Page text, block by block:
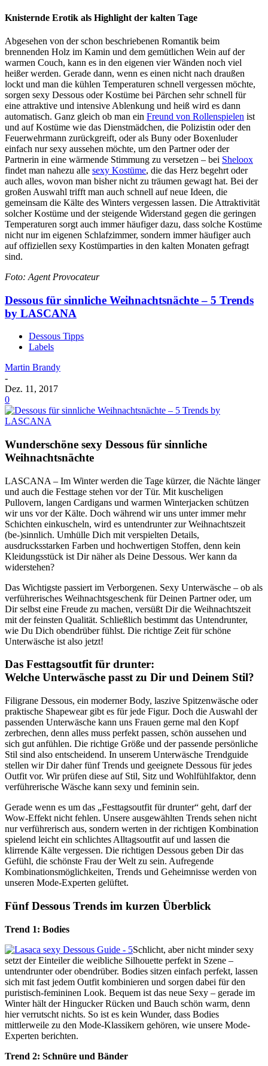
Knisternde Erotik als Highlight der kalten Tage
Abgesehen von der schon beschriebenen Romantik beim
brennenden Holz im Kamin und dem gemütlichen Wein auf der
warmen Couch, kann es in den eigenen vier Wänden noch viel
heißer werden. Gerade dann, wenn es einen nicht nach draußen
lockt und man die kühlen Temperaturen schnell vergessen möchte,
sorgen sexy Dessous oder Kostüme bei Pärchen sehr schnell für
eine attraktive und intensive Ablenkung und heiß wird es dann
automatisch. Ganz gleich ob man ein Freund von Rollenspielen ist
und auf Kostüme wie das Dienstmädchen, die Polizistin oder den
Feuerwehrmann zurückgreift, oder als Buny oder Boxenluder
einfach nur sexy aussehen möchte, um den Partner oder der
Partnerin in eine wärmende Stimmung zu versetzen – bei Sheloox
findet man nahezu alle sexy Kostüme, die das Herz begehrt oder
auch alles, wovon man bisher nicht zu träumen gewagt hat. Bei der
großen Auswahl trifft man auch schnell auf neue Ideen, die
gemeinsam die Kälte des Winters vergessen lassen. Die Attraktivität
solcher Kostüme und der steigende Widerstand gegen die geringen
Temperaturen sorgt auch immer häufiger dazu, dass solche Kostüme
nicht nur im eigenen Schlafzimmer, sondern immer häufiger auch
auf offiziellen sexy Kostümparties in den kalten Monaten gefragt
sind.
Foto: Agent Provocateur
Dessous für sinnliche Weihnachtsnächte – 5 Trends
by LASCANA
Dessous Tipps
Labels
Martin Brandy
-
Dez. 11, 2017
0
Wunderschöne sexy Dessous für sinnliche
Weihnachtsnächte
LASCANA – Im Winter werden die Tage kürzer, die Nächte länger
und auch die Festtage stehen vor der Tür. Mit kuscheligen
Pullovern, langen Cardigans und warmen Winterjacken schützen
wir uns vor der Kälte. Doch während wir uns unter immer mehr
Schichten einkuscheln, wird es untendrunter zur Weihnachtszeit
(be-)sinnlich. Umhülle Dich mit verspielten Details,
ausdrucksstarken Farben und hochwertigen Stoffen, denn kein
Kleidungsstück ist Dir näher als Deine Dessous. Wer kann da
widerstehen?
Das Wichtigste passiert im Verborgenen. Sexy Unterwäsche – ob als
verführerisches Weihnachtsgeschenk für Deinen Partner oder, um
Dir selbst eine Freude zu machen, versüßt Dir die Weihnachtszeit
mit der feinsten Qualität. Schließlich bestimmt das Untendrunter,
wie Du Dich obendrüber fühlst. Die richtige Zeit für schöne
Unterwäsche ist also jetzt!
Das Festtagsoutfit für drunter:
Welche Unterwäsche passt zu Dir und Deinem Stil?
Filigrane Dessous, ein moderner Body, laszive Spitzenwäsche oder
praktische Shapewear gibt es für jede Figur. Doch die Auswahl der
passenden Unterwäsche kann uns Frauen gerne mal den Kopf
zerbrechen, denn alles muss perfekt passen, schön aussehen und
sich gut anfühlen. Die richtige Größe und der passende persönliche
Stil sind also entscheidend. In unserem Unterwäsche Trendguide
stellen wir Dir daher fünf Trends und geeignete Dessous für jedes
Outfit vor. Wir prüfen diese auf Stil, Sitz und Wohlfühlfaktor, denn
verführerische Wäsche kann sexy und feminin sein.
Gerade wenn es um das „Festtagsoutfit für drunter“ geht, darf der
Wow-Effekt nicht fehlen. Unsere ausgewählten Trends sehen nicht
nur verführerisch aus, sondern werten in der richtigen Kombination
spielend leicht ein schlichtes Alltagsoutfit auf und lassen die
klirrende Kälte vergessen. Die richtigen Dessous geben Dir das
Gefühl, die schönste Frau der Welt zu sein. Aufregende
Kombinationsmöglichkeiten, Trends und Geheimnisse werden von
unseren Mode-Experten gelüftet.
Fünf Dessous Trends im kurzen Überblick
Trend 1: Bodies
Schlicht, aber nicht minder sexy
setzt der Einteiler die weibliche Silhouette perfekt in Szene –
untendrunter oder obendrüber. Bodies sitzen einfach perfekt, lassen
sich mit fast jedem Outfit kombinieren und sorgen dabei für den
puristisch-femininen Look. Bequem ist das neue Sexy – gerade im
Winter hält der Hingucker Rücken und Bauch schön warm, denn
hier verrutscht nichts. So ist es kein Wunder, dass Bodies
mittlerweile zu den Mode-Klassikern gehören, wie unsere Mode-
Experten berichten.
Trend 2: Schnüre und Bänder